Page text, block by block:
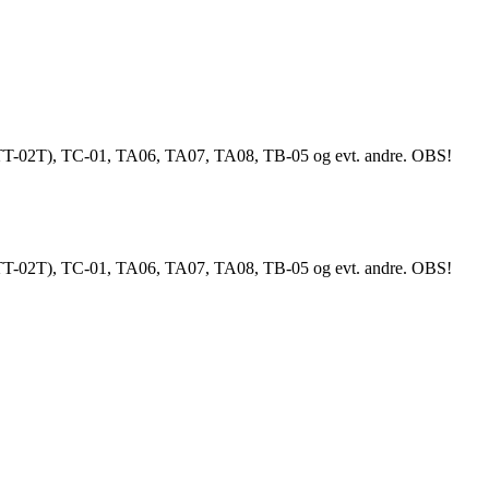
02T), TC-01, TA06, TA07, TA08, TB-05 og evt. andre. OBS!
02T), TC-01, TA06, TA07, TA08, TB-05 og evt. andre. OBS!